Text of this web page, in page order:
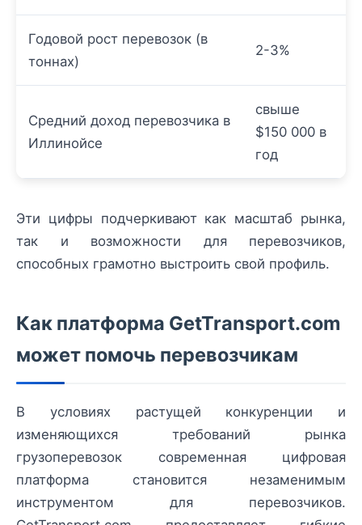
Годовой рост перевозок (в
тоннах)
2-3%
Средний доход перевозчика в
Иллинойсе
свыше
$150 000 в
год
Эти цифры подчеркивают как масштаб рынка,
так и возможности для перевозчиков,
способных грамотно выстроить свой профиль.
Как платформа GetTransport.com
может помочь перевозчикам
В условиях растущей конкуренции и
изменяющихся требований рынка
грузоперевозок современная цифровая
платформа становится незаменимым
инструментом для перевозчиков.